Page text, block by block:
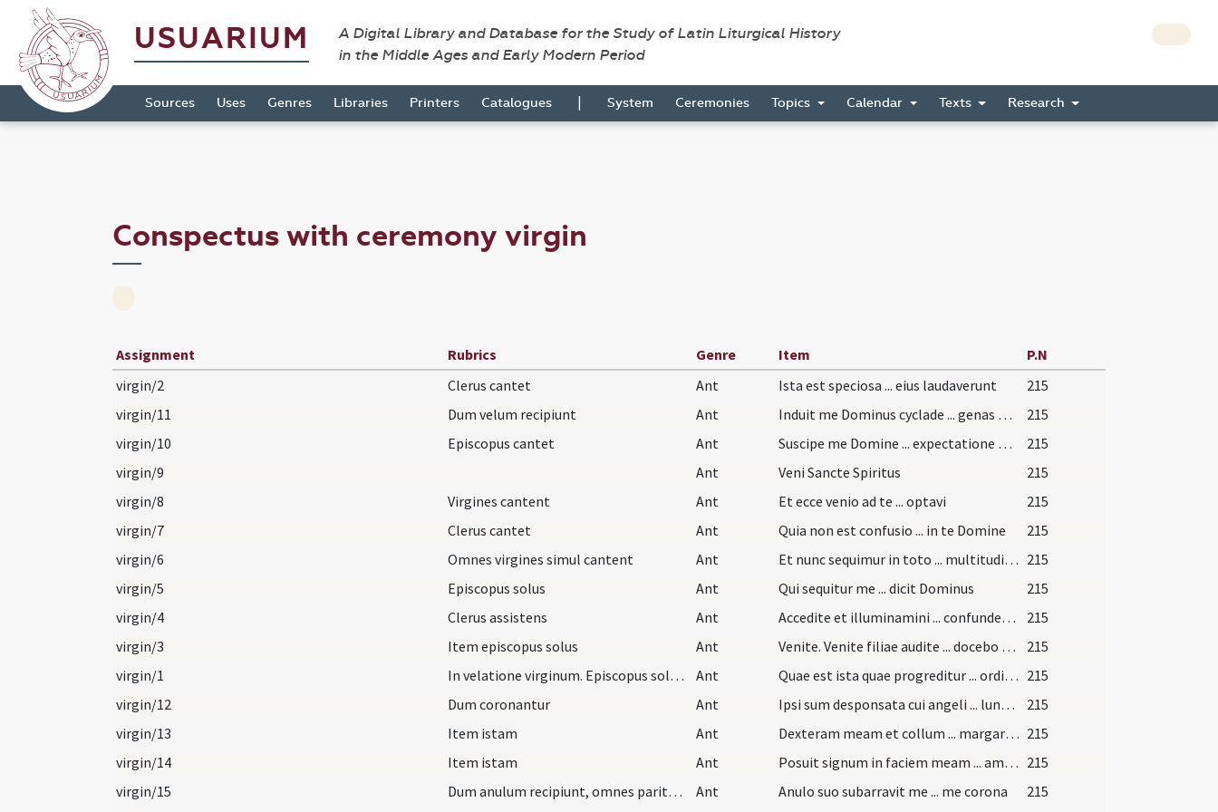
USUARIUM
A Digital Library and Database for the Study of Latin Liturgical History
in the Middle Ages and Early Modern Period
Sources Uses Genres Libraries Printers Catalogues | System Ceremonies Topics Calendar Texts Research
Conspectus with ceremony virgin
Assignment Rubrics Genre Item
P.N
virgin/2
Clerus cantet Ant Ista est speciosa ... eius laudaverunt
215
virgin/11
Dum velum recipiunt Ant Induit me Dominus cyclade ... genas meas
215
virgin/10
Episcopus cantet Ant Suscipe me Domine ... expectatione mea
215
virgin/9
Ant Veni Sancte Spiritus
215
virgin/8
Virgines cantent Ant Et ecce venio ad te ... optavi
215
virgin/7
Clerus cantet Ant Quia non est confusio ... in te Domine
215
virgin/6
Omnes virgines simul cantent Ant Et nunc sequimur in toto ... multitudinem miserationae tuae 215
virgin/5
Episcopus solus Ant Qui sequitur me ... dicit Dominus
215
virgin/4
Clerus assistens Ant Accedite et illuminamini ... confundentur
215
virgin/3
Item episcopus solus Ant Venite. Venite filiae audite ... docebo vos
215
virgin/1
In velatione virginum. Episcopus solus cantet Ant Quae est ista quae progreditur ... ordinata 215
virgin/12
Dum coronantur Ant Ipsi sum desponsata cui angeli ... luna mirantur
215
virgin/13
Item istam Ant Dexteram meam et collum ... margaritas 215
virgin/14
Item istam Ant Posuit signum in faciem meam ... amatorem admittam 215
virgin/15
Dum anulum recipiunt, omnes pariter cantent Ant Anulo suo subarravit me ... me corona
215